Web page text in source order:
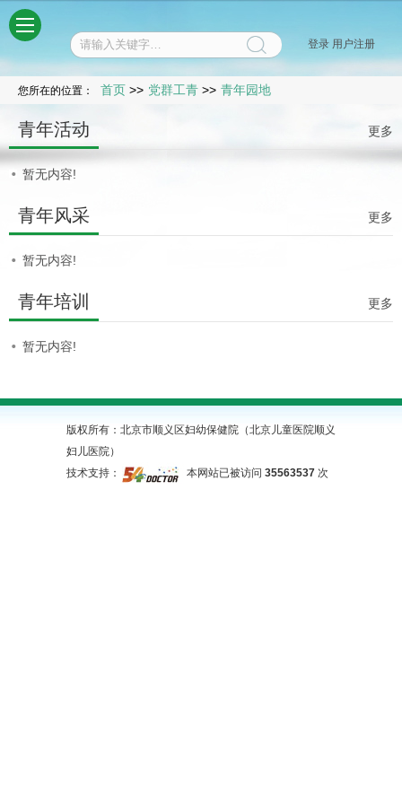
登录 用户注册
您所在的位置： 首页 >> 党群工青 >> 青年园地
青年活动 更多
暂无内容!
青年风采 更多
暂无内容!
青年培训 更多
暂无内容!
版权所有：北京市顺义区妇幼保健院（北京儿童医院顺义
妇儿医院）
技术支持：
本网站已被访问 35563537 次